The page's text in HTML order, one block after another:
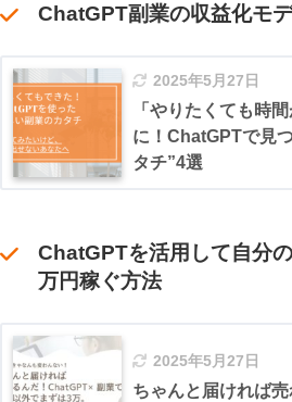
ChatGPT副業の収益化モ
2025年5月27日
「やりたくても時
に！ChatGPTで見
タチ”4選
ChatGPTを活用して自分
万円稼ぐ方法
2025年5月27日
ちゃんと届ければ